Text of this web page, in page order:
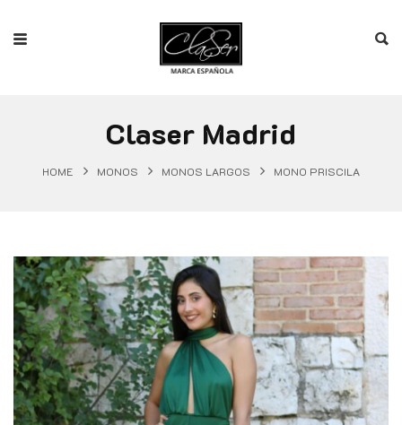
Claser Madrid
HOME MONOS MONOS LARGOS MONO PRISCILA